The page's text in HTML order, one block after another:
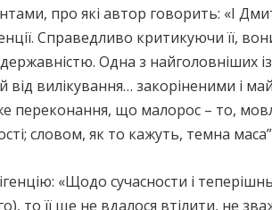
про які автор говорить: «І
Справедливо критикуючи її,
Одна з найголовніших
від вилікування… закоріненими і
переконання, що малорос – то,
словом, як то кажуть, темна
«Щодо сучасности і
то її ще не вдалося втілити, не